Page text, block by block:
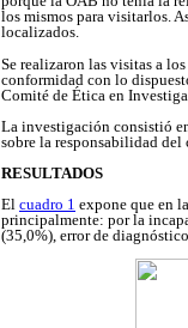
los mismos para visitarlos.
localizados.
Se realizaron las visitas a
conformidad con lo
Comité de Ética en
La investigación consistió
sobre la responsabilidad
RESULTADOS
El cuadro 1 expone que en
principalmente: por la
(35,0%), error de